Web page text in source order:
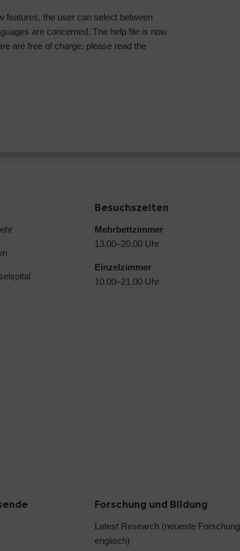
features, the user can select between
are concerned. The help file is now
are free of charge; please read the
Besuchszeiten
Mehrbettzimmer
13.00–20.00 Uhr
Einzelzimmer
10.00–21.00 Uhr
Forschung und Bildung
Latest Research (neueste Forschung
englisch)